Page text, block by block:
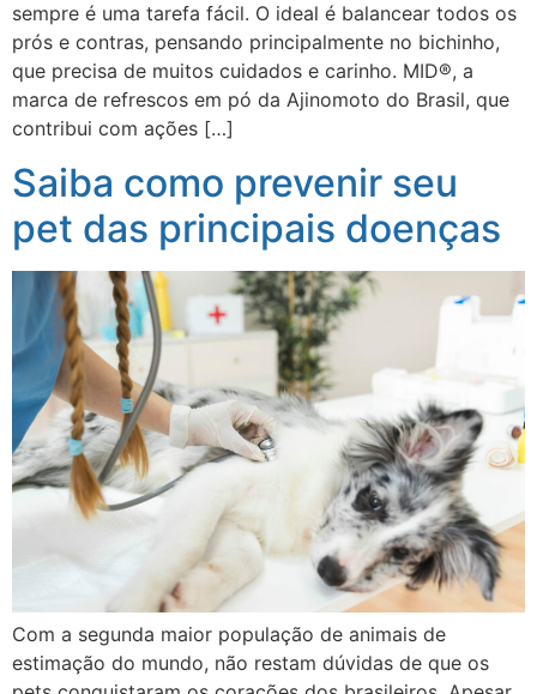
sempre é uma tarefa fácil. O ideal é balancear todos os
prós e contras, pensando principalmente no bichinho,
que precisa de muitos cuidados e carinho. MID®, a
marca de refrescos em pó da Ajinomoto do Brasil, que
contribui com ações […]
Saiba como prevenir seu
pet das principais doenças
Com a segunda maior população de animais de
estimação do mundo, não restam dúvidas de que os